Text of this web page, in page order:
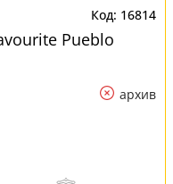
16814
Pueblo
архив